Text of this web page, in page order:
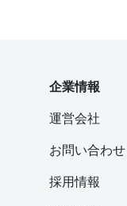
企業情報
運営会社
お問い合わせ
採用情報